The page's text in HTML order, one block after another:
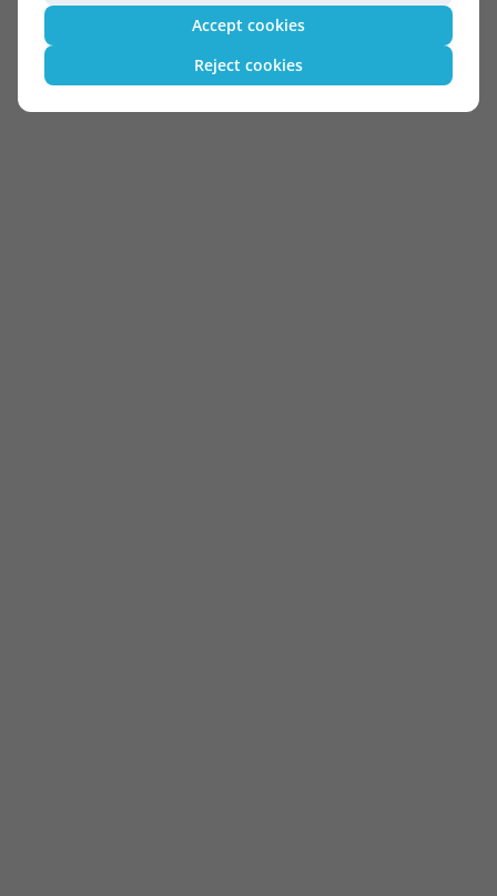
Accept cookies
Reject cookies